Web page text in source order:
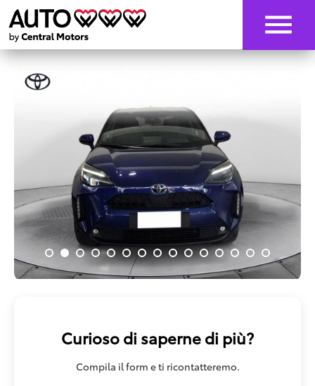
Curioso di saperne di più?
Compila il form e ti ricontatteremo.